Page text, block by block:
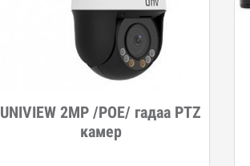
Дэлгэрэнгүй
UNIVIEW 2MP /POE/ гадаа PTZ
камер